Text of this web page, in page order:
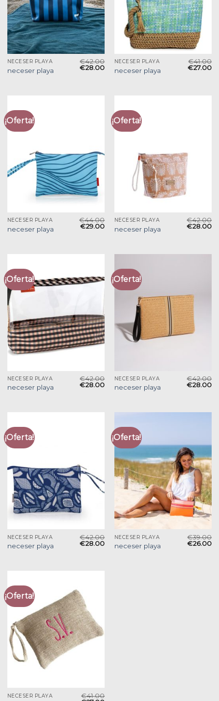
NECESER PLAYA
neceser playa
€42.00
€28.00
NECESER PLAYA
neceser playa
€41.00
€27.00
¡Oferta!
NECESER PLAYA
neceser playa
€44.00
€29.00
¡Oferta!
NECESER PLAYA
neceser playa
€42.00
€28.00
¡Oferta!
NECESER PLAYA
neceser playa
€42.00
€28.00
¡Oferta!
NECESER PLAYA
neceser playa
€42.00
€28.00
¡Oferta!
NECESER PLAYA
neceser playa
€42.00
€28.00
¡Oferta!
NECESER PLAYA
neceser playa
€39.00
€26.00
¡Oferta!
NECESER PLAYA €41.00